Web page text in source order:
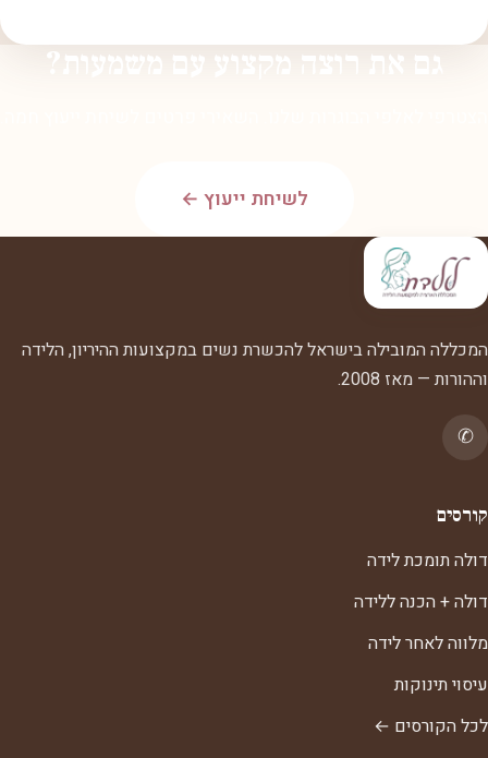
גם את רוצה מקצוע עם משמעות?
לשיחת ייעוץ ←
המכללה המובילה בישראל להכשרת נשים במקצועות ההיריון, הלידה
וההורות — מאז 2008.
✆
קורסים
דולה תומכת לידה
דולה + הכנה ללידה
מלווה לאחר לידה
עיסוי תינוקות
לכל הקורסים ←